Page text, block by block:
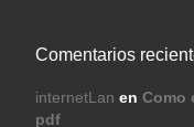
Comentarios
internetLan en Como
pdf